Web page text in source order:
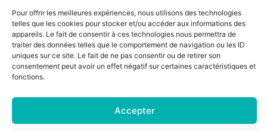
Pour offrir les meilleures expériences, nous utilisons des technologies
telles que les cookies pour stocker et/ou accéder aux informations des
appareils. Le fait de consentir à ces technologies nous permettra de
traiter des données telles que le comportement de navigation ou les ID
uniques sur ce site. Le fait de ne pas consentir ou de retirer son
consentement peut avoir un effet négatif sur certaines caractéristiques et
fonctions.
Accepter
Lisa Charlin
Praticienne en Ayurveda
06.67.27.25.19
138 avenue de la Royale, résidence les